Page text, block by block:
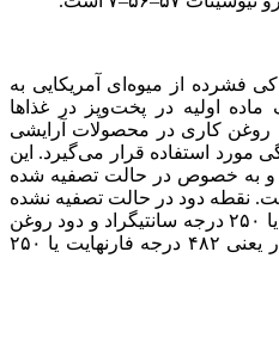
فشرده از میوه‌ای آمریکایی به
اولیه در پخت‌وپز در غذاها
روغن کاری در محصولات آرایشی
مورد استفاده قرار می‌گیرد. این
و به خصوص در حالت تصفیه شده
نقطه دود در حالت تصفیه نشده
برابرست با ۴۸۲ درجه فارنهایت یا ۲۵۰ درجه سانتیگراد و دود روغن
تصفیه شده می‌تواند از این مقدار یعنی ۴۸۲ درجه فارنهایت یا ۲۵۰